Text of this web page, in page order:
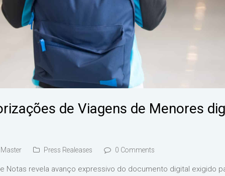
de Viagens de Menores
Press Realeases 0 Comments
Notas revela avanço expressivo do documento digital exigido